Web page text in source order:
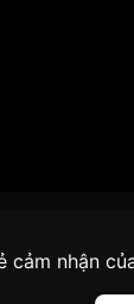
cảm nhận